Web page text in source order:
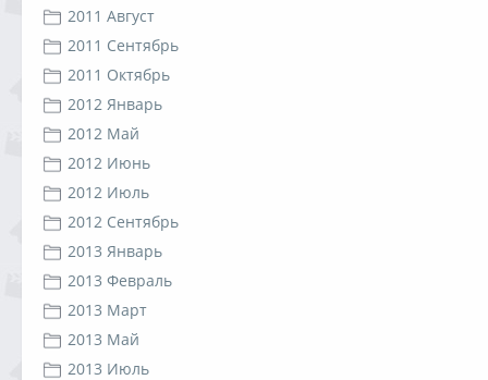
2011 Август
2011 Сентябрь
2011 Октябрь
2012 Январь
2012 Май
2012 Июнь
2012 Июль
2012 Сентябрь
2013 Январь
2013 Февраль
2013 Март
2013 Май
2013 Июль